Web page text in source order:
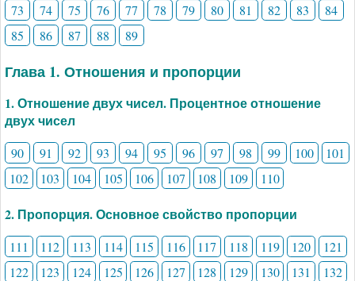
73
74 75 76 77 78 79 80 81 82 83
84
85
86 87 88 89
Глава 1. Отношения и пропорции
1. Отношение двух чисел. Процентное отношение
двух чисел
90 91 92 93 94 95 96 97 98 99 100
101
102
103 104 105 106 107 108 109 110
2. Пропорция. Основное свойство пропорции
111 112 113 114 115 116 117 118 119 120
121
122
123 124 125 126 127 128 129 130 131
132